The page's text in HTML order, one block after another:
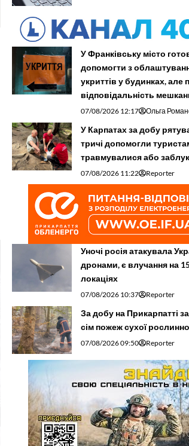
У Франківську місто
допомогти з
укриттів у будинках, але
відповідальність
07/08/2026 12:17 Ольга
У Карпатах за добу
тричі допомогли
травмувалися або
07/08/2026 11:22 Reporter
Уночі росія атакувала
дронами, є влучання на
локаціях
07/08/2026 10:37 Reporter
За добу на Прикарпатті
сім пожеж сухої
07/08/2026 09:50 Reporter